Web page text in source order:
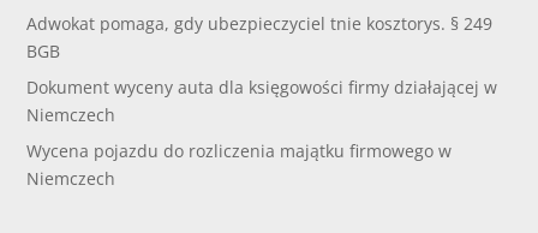
Adwokat pomaga, gdy ubezpieczyciel tnie kosztorys. § 249
BGB
Dokument wyceny auta dla księgowości firmy działającej w
Niemczech
Wycena pojazdu do rozliczenia majątku firmowego w
Niemczech